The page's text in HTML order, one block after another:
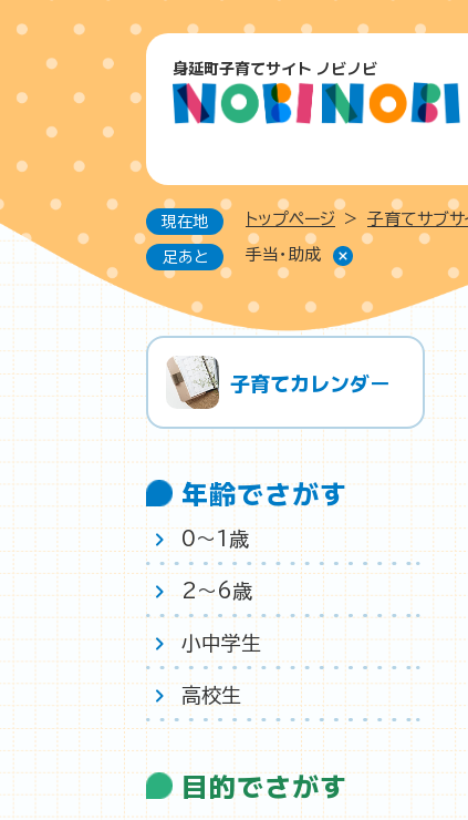
の
で
す
。
身延町子育てサイト ノビノビ
現在地 トップページ > 子育てサブサ
足あと 手当・助成
子育てカレンダー
年齢でさがす
0〜1歳
2〜6歳
小中学生
高校生
目的でさがす